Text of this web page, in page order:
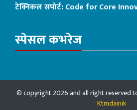
टेक्निकल सपोर्ट:Code for Core
स्पेसल कभरेज
© copyright 2026 and all right reserved
Ktmdainik